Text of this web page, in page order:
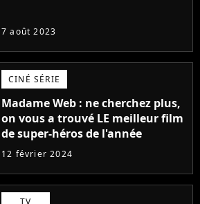
7 août 2023
CINÉ SÉRIE
Madame Web : ne cherchez plus,
on vous a trouvé LE meilleur film
de super-héros de l'année
12 février 2024